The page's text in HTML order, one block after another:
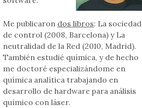
Me publicaron dos libros: La sociedad
de control (2008, Barcelona) y La
neutralidad de la Red (2010, Madrid).
También estudié química, y de hecho
me doctoré especializándome en
química analítica trabajando en
desarrollo de hardware para análisis
químico con láser.